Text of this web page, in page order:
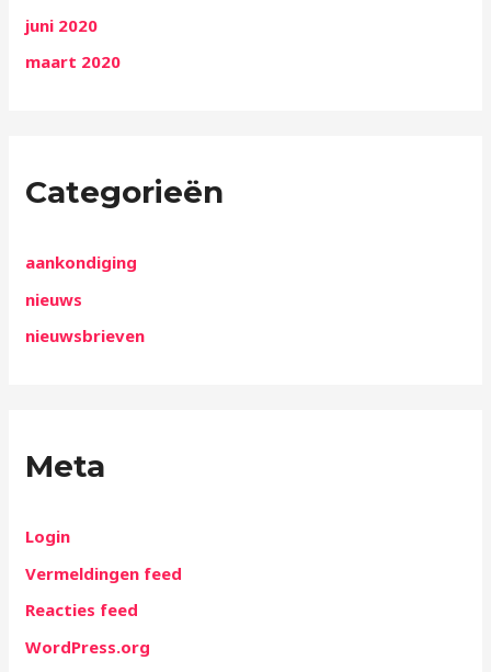
juni 2020
maart 2020
Categorieën
aankondiging
nieuws
nieuwsbrieven
Meta
Login
Vermeldingen feed
Reacties feed
WordPress.org